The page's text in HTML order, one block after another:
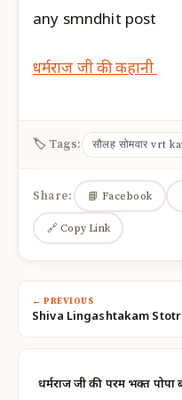
any smndhit post
धर्मराज जी की कहानी
🏷 Tags: सौलह सोमवार vrt
Share: 📘 Facebook
🔗 Copy Link
← PREVIOUS
Shiva Lingashtakam Stotram
धर्मराज जी की परम भक्त